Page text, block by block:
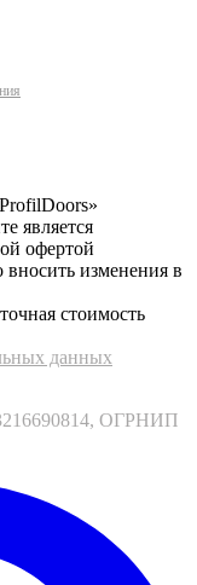
является
офертой
вносить изменения в
стоимость
данных
ОГРНИП